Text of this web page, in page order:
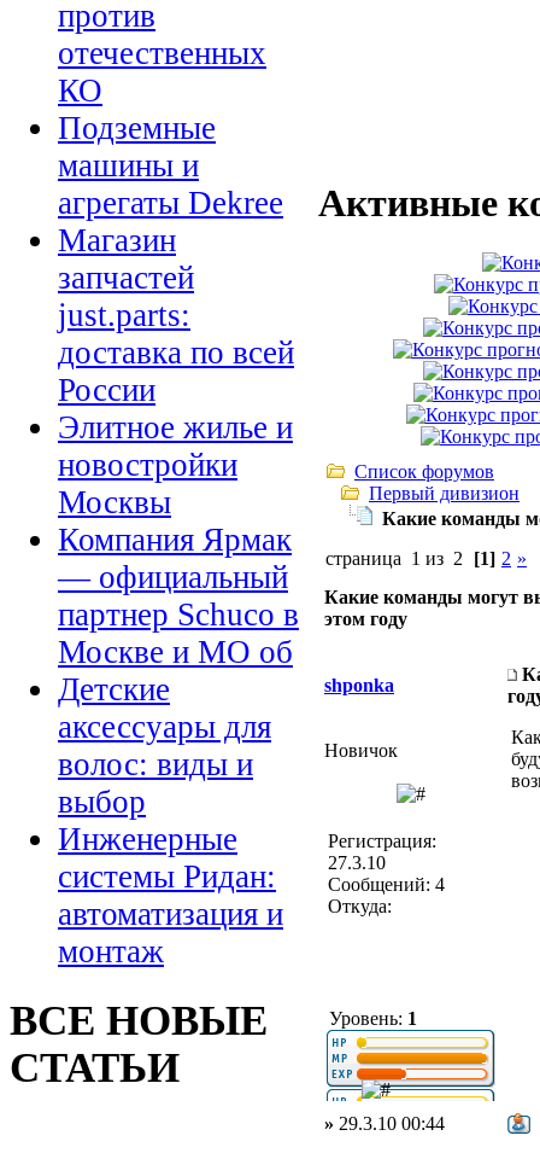
против
отечественных
КО
Подземные
машины и
агрегаты Dekree
Магазин
запчастей
just.parts:
доставка по всей
России
Элитное жилье и
новостройки
Москвы
Компания Ярмак
— официальный
партнер Schuco в
Москве и МО об
Детские
аксессуары для
волос: виды и
выбор
Инженерные
системы Ридан:
автоматизация и
монтаж
ВСЕ НОВЫЕ
СТАТЬИ
Активные
Список форумов
Первый дивизион
Какие команды
страница 1 из 2
[1] 2 »
Какие команды могут
этом году
shponka
Новичок
Регистрация:
27.3.10
Сообщений: 4
Откуда:
Уровень: 1
» 29.3.10 00:44